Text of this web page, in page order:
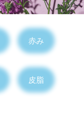
赤み
皮脂